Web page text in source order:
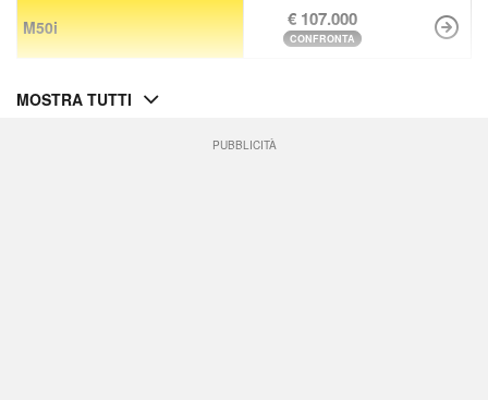
M50i € 107.000
CONFRONTA
MOSTRA TUTTI
PUBBLICITÀ